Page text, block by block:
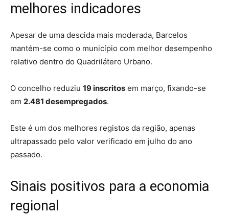
melhores indicadores
Apesar de uma descida mais moderada, Barcelos
mantém-se como o município com melhor desempenho
relativo dentro do Quadrilátero Urbano.
O concelho reduziu 19 inscritos em março, fixando-se
em 2.481 desempregados.
Este é um dos melhores registos da região, apenas
ultrapassado pelo valor verificado em julho do ano
passado.
Sinais positivos para a economia
regional